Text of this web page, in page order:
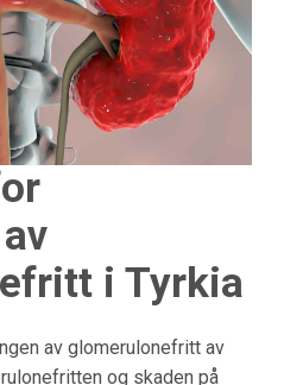
i Tyrkia
av glomerulonefritt av
og skaden på